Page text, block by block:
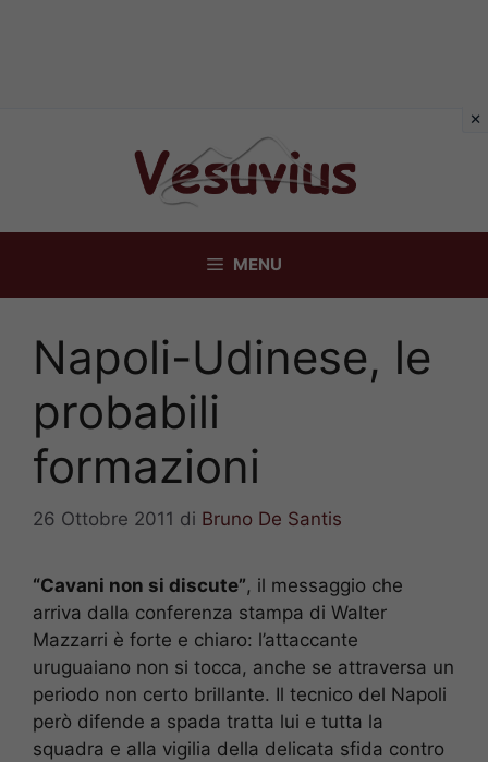
MENU
Napoli-Udinese, le
probabili
formazioni
26 Ottobre 2011 di Bruno De Santis
“Cavani non si discute”, il messaggio che
arriva dalla conferenza stampa di Walter
Mazzarri è forte e chiaro: l’attaccante
uruguaiano non si tocca, anche se attraversa un
periodo non certo brillante. Il tecnico del Napoli
però difende a spada tratta lui e tutta la
squadra e alla vigilia della delicata sfida contro